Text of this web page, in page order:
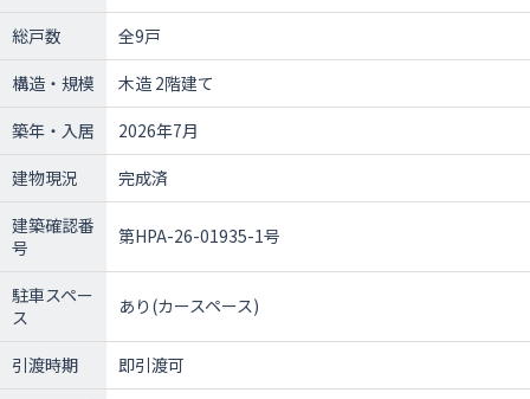
総戸数
全9戸
構造・規模
木造 2階建て
築年・入居
2026年7月
建物現況
完成済
建築確認番
号
第HPA-26-01935-1号
駐車スペー
ス
あり(カースペース)
引渡時期
即引渡可